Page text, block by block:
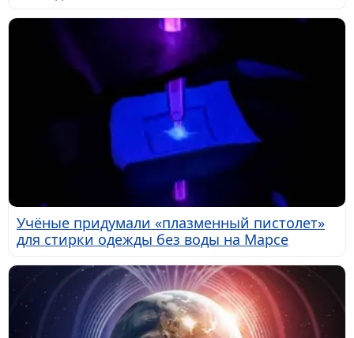
Учёные придумали «плазменный пистолет»
для стирки одежды без воды на Марсе